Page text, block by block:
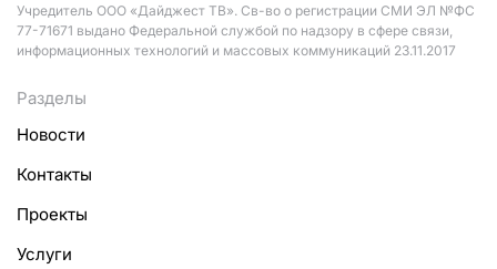
Учредитель ООО «Дайджест ТВ». Св-во о регистрации СМИ ЭЛ №ФС
77-71671 выдано Федеральной службой по надзору в сфере связи,
информационных технологий и массовых коммуникаций 23.11.2017
Разделы
Новости
Контакты
Проекты
Услуги